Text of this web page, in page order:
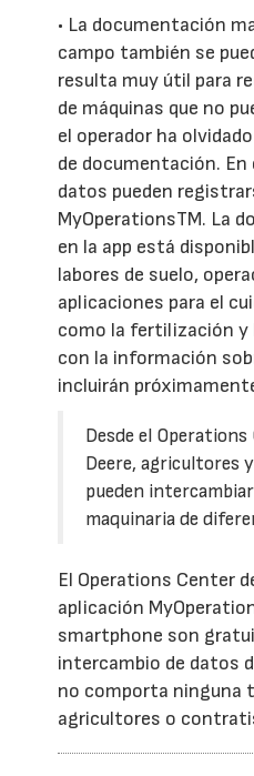
• La documentación
campo también se
resulta muy útil para
de máquinas que no
el operador ha
de documentación.
datos pueden
MyOperationsTM. La
en la app está
labores de suelo,
aplicaciones para el
como la fertilización y
con la información
incluirán
Desde el
Deere, agricultores
pueden
maquinaria de
El Operations Center
aplicación
smartphone son
intercambio de datos
no comporta ninguna
agricultores o